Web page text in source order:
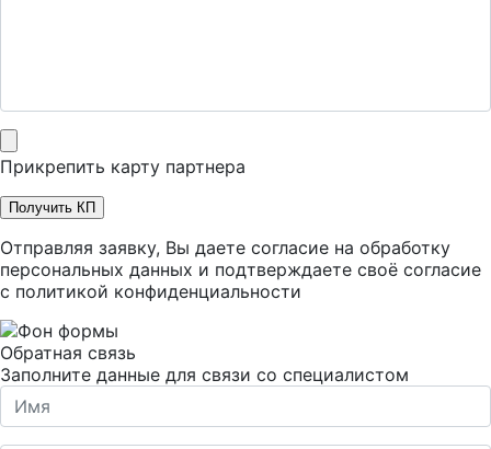
Прикрепить карту партнера
Получить КП
Отправляя заявку, Вы даете согласие на обработку
персональных данных и подтверждаете своё согласие
с политикой конфиденциальности
Обратная связь
Заполните данные для связи со специалистом